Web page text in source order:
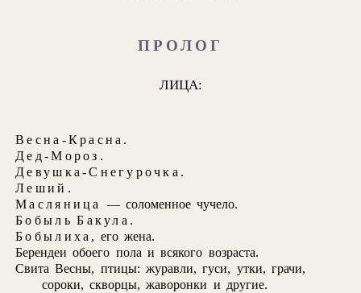
ПРОЛОГ
ЛИЦА:
Весна-Красна .
Дед-Мороз .
Девушка-Снегурочка .
Леший .
Масляница
— соломенное чучело.
Бобыль Бакула .
Бобылиха , его жена.
Берендеи обоего пола и всякого возраста.
Свита Весны, птицы: журавли, гуси, утки, грачи,
сороки, скворцы, жаворонки и другие.